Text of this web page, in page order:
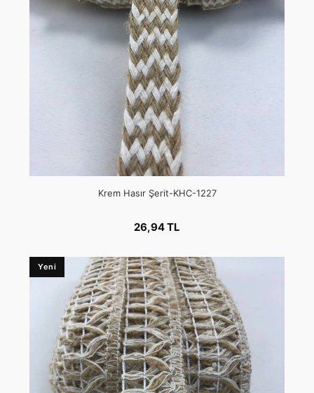
Krem Hasır Şerit-KHC-1227
26,94 TL
Yeni